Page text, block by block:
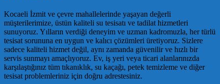
Kocaeli İzmit ve çevre mahallelerinde yaşayan değerli
müşterilerimize, üstün kaliteli su tesisatı ve tadilat hizmetleri
sunuyoruz. Yılların verdiği deneyim ve uzman kadromuzla, her türlü
tesisat sorununa en uygun ve kalıcı çözümleri üretiyoruz. Sizlere
sadece kaliteli hizmet değil, aynı zamanda güvenilir ve hızlı bir
servis sunmayı amaçlıyoruz. Ev, iş yeri veya ticari alanlarınızda
karşılaştığınız tüm tıkanıklık, su kaçağı, petek temizleme ve diğer
tesisat problemleriniz için doğru adrestesiniz.